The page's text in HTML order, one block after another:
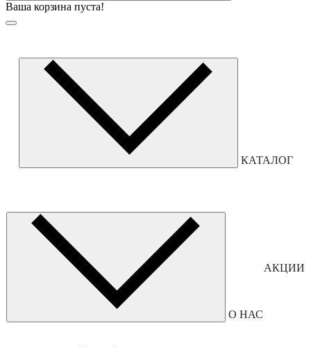
Ваша корзина пуста!
КАТАЛОГ
О НАС
АКЦИИ